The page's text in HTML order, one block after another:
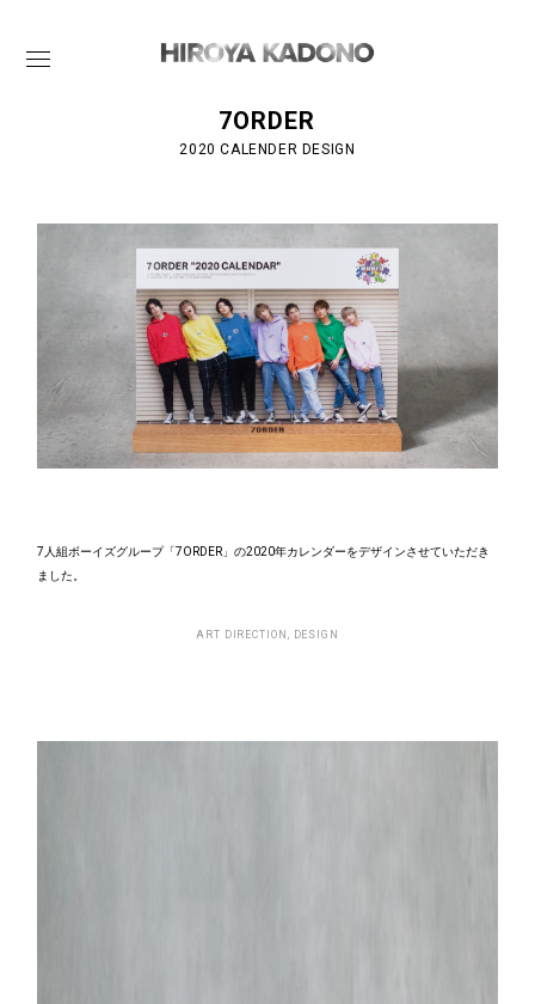
7ORDER
2020 CALENDER DESIGN
7人組ボーイズグループ「7ORDER」の2020年カレンダーをデザインさせていただき
ました。
ART DIRECTION, DESIGN